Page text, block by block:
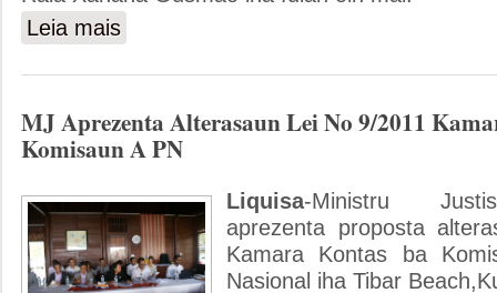
Leia mais
MJ Aprezenta Alterasaun Lei No 9/2011
Komisaun A PN
Liquisa-Ministru
aprezenta proposta
Kamara Kontas ba
Nasional iha Tibar